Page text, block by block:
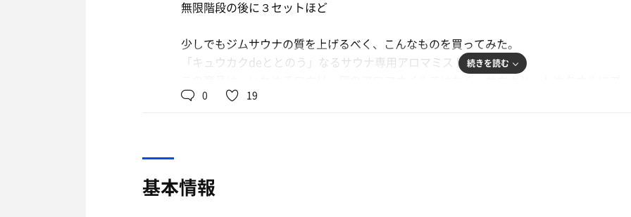
無限階段の後に３セットほど
少しでもジムサウナの質を上げるべく、こんなものを買ってみた。
「キュウカクdeととのう」なるサウナ専用アロマミスト。
いの質を高めてくれる代物とのこと。
続きを読む
0 19
基本情報